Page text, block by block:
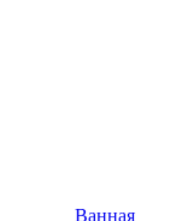
Ванная